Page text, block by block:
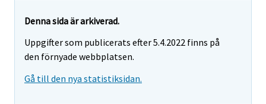
Denna sida är arkiverad.
Uppgifter som publicerats efter 5.4.2022 finns på
den förnyade webbplatsen.
Gå till den nya statistiksidan.